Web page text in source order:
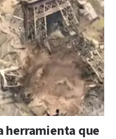
herramienta que